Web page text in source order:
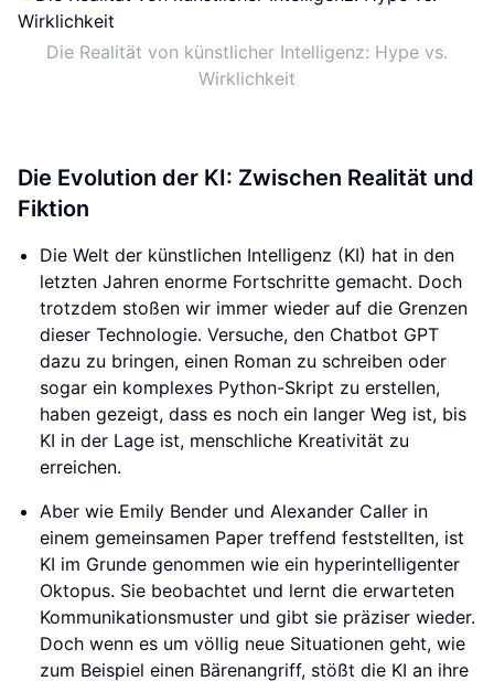
Die Realität von künstlicher Intelligenz: Hype vs.
Wirklichkeit
Die Evolution der KI: Zwischen Realität und
Fiktion
Die Welt der künstlichen Intelligenz (KI) hat in den
letzten Jahren enorme Fortschritte gemacht. Doch
trotzdem stoßen wir immer wieder auf die Grenzen
dieser Technologie. Versuche, den Chatbot GPT
dazu zu bringen, einen Roman zu schreiben oder
sogar ein komplexes Python-Skript zu erstellen,
haben gezeigt, dass es noch ein langer Weg ist, bis
KI in der Lage ist, menschliche Kreativität zu
erreichen.
Aber wie Emily Bender und Alexander Caller in
einem gemeinsamen Paper treffend feststellten, ist
KI im Grunde genommen wie ein hyperintelligenter
Oktopus. Sie beobachtet und lernt die erwarteten
Kommunikationsmuster und gibt sie präziser wieder.
Doch wenn es um völlig neue Situationen geht, wie
zum Beispiel einen Bärenangriff, stößt die KI an ihre